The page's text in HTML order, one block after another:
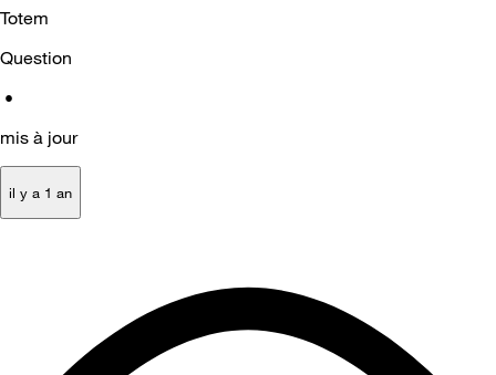
Totem
Question
•
mis à jour
il y a 1 an